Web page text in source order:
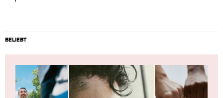
BELIEBT